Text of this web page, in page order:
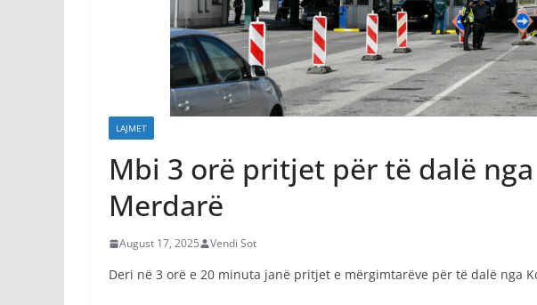
LAJMET
Mbi 3 orë pritjet për të dalë
Merdarë
August 17, 2025 Vendi Sot
Deri në 3 orë e 20 minuta janë pritjet e mërgimtarëve për të dalë nga